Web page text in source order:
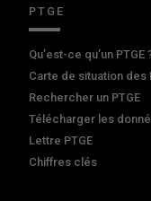
PTGE
Qu’est-ce qu’un PTGE
Carte de situation des
Rechercher un PTGE
Télécharger les
Lettre PTGE
Chiffres clés